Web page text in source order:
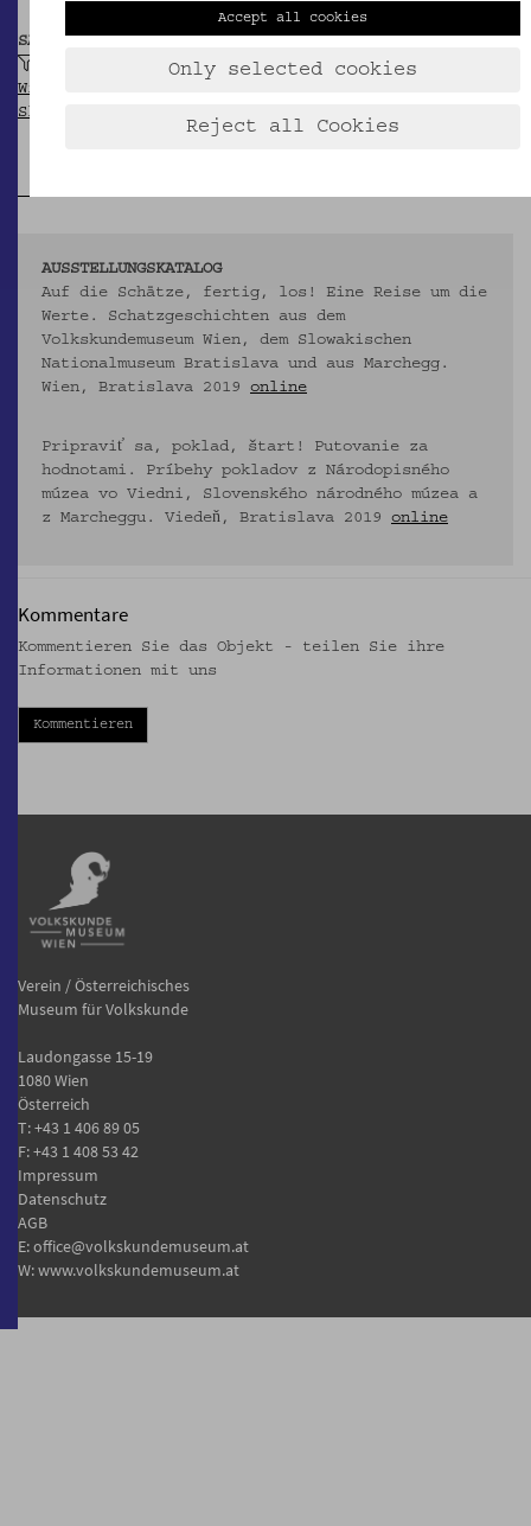
SAMMLUNG
Schatzgeschichten aus dem Volkskundemuseum
Wien (Treasures - EU-Projekt INTERREG V-A
Slowakei-Österreich)
AUSSTELLUNGSKATALOG
Auf die Schätze, fertig, los! Eine Reise um die
Werte. Schatzgeschichten aus dem
Volkskundemuseum Wien, dem Slowakischen
Nationalmuseum Bratislava und aus Marchegg.
Wien, Bratislava 2019 online
Pripraviť sa, poklad, štart! Putovanie za
hodnotami. Príbehy pokladov z Národopisného
múzea vo Viedni, Slovenského národného múzea a
z Marcheggu. Viedeň, Bratislava 2019 online
Kommentare
Kommentieren Sie das Objekt - teilen Sie ihre
Informationen mit uns
Kommentieren
Verein / Österreichisches
Museum für Volkskunde
Laudongasse 15-19
1080 Wien
Österreich
T:+43 1 406 89 05
F: +43 1 408 53 42
Impressum
Datenschutz
AGB
E:office@volkskundemuseum.at
W:www.volkskundemuseum.at
Accept all cookies
Only selected cookies
Reject all Cookies